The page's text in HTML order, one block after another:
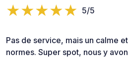
5/5
Pas de service, mais un calme
normes. Super spot, nous y